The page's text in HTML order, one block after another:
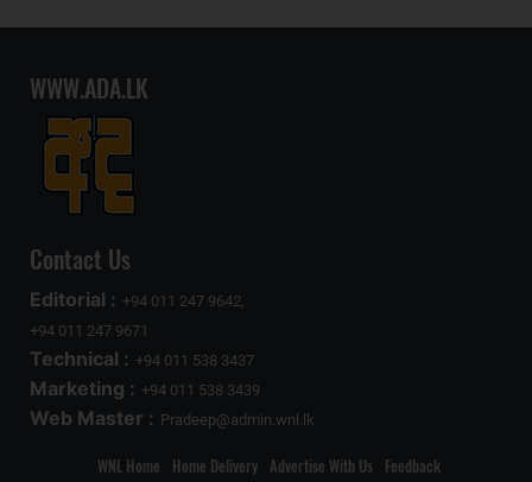
WWW.ADA.LK
Contact Us
Editorial : +94 011 247 9642,
+94 011 247 9671
Technical : +94 011 538 3437
Marketing : +94 011 538 3439
Web Master : Pradeep@admin.wnl.lk
WNL Home Home Delivery Advertise With Us Feedback